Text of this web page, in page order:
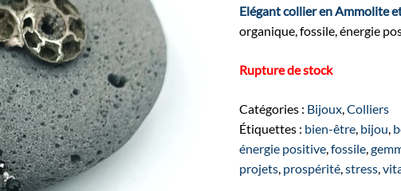
Elégant collier en Ammolite
organique, fossile, énergie
Rupture de stock
Catégories : Bijoux,Colliers
Étiquettes : bien-être, bijou,
énergie positive,fossile,
projets, prospérité,stress,